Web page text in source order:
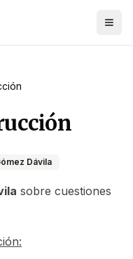
Dávila
sobre cuestiones